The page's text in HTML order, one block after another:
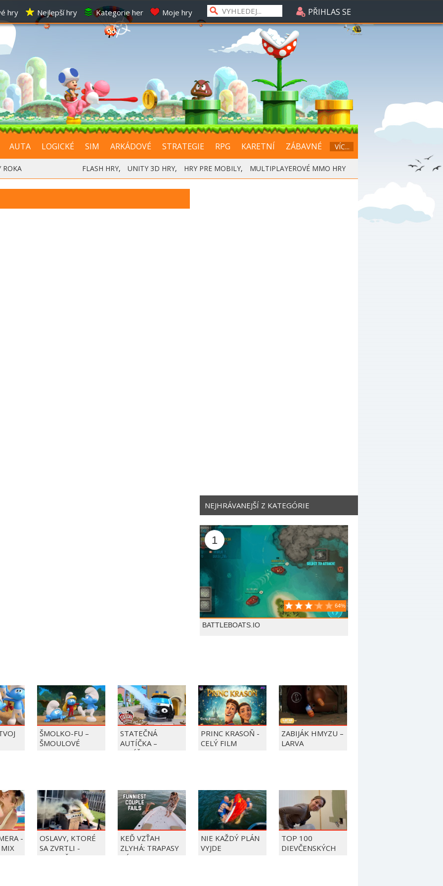
hry Nejlepší hry Kategorie her Moje hry PŘIHLAS SE
AUTA LOGICKÉ SIM ARKÁDOVÉ STRATEGIE RPG KARETNÍ ZÁBAVNÉ VÍC...
ROKA FLASH HRY, UNITY 3D HRY, HRY PRE MOBILY, MULTIPLAYEROVÉ MMO HRY
NEJHRÁVANEJŠÍ Z KATEGÓRIE
1
64%
BATTLEBOATS.IO
ŠMOLKO-FU –
ŠMOULOVÉ
STATEČNÁ
AUTÍČKA –
BALÍČEK PIERRE
PRINC KRASOŇ -
CELÝ FILM
ZABIJÁK HMYZU –
LARVA
-
OSLAVY, KTORÉ
SA ZVRTLI -
NAJLEPŠIE
KEĎ VZŤAH
ZLYHÁ: TRAPASY
PÁROV
NIE KAŽDÝ PLÁN
VYJDE
TOP 100
DIEVČENSKÝCH